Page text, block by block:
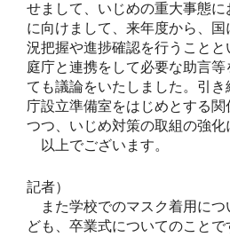
せまして、いじめの重大事態
に向けまして、来年度から、
況把握や進捗確認を行うこと
庭庁と連携をして必要な助言
ても議論をいたしました。引
庁設立準備室をはじめとする
つつ、いじめ対策の取組の強化
以上でございます。
記者）
また学校でのマスク着用につ
ども、卒業式についてのことで